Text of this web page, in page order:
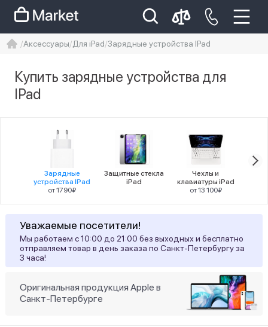
Iphone 14 pro max
айфон 14
Аксессуары Для iPad Зарядные устройства IPad
Купить зарядные устройства для
IPad
Зарядные
устройства IPad
от 1790₽
Защитные стекла
iPad
Чехлы и
клавиатуры iPad
от 13 100₽
Уважаемые посетители!
Мы работаем с 10:00 до 21:00 без выходных и бесплатно
отправляем товар в день заказа по Санкт-Петербургу за
3 часа!
Оригинальная продукция Apple в
Санкт-Петербурге
Статус наличия
Есть в наличии
Ожидается поступление